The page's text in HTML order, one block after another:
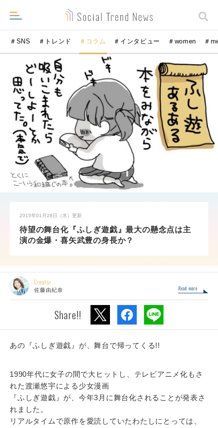
＃SNS ＃トレンド ＃コラム ＃インタビュー ＃women ＃
2015年01月28日（水） 更新
待望の舞台化『ふしぎ遊戯』最大の懸念点は主
演の金爆・喜矢武豊の身長か？
Creator
佐藤由紀奈 Read more
Share!!
あの『ふしぎ遊戯』が、舞台で帰ってくる!!
1990年代に女子の間で大ヒットし、テレビアニメ化もさ
れた渡瀬悠宇による少女漫画
『ふしぎ遊戯』が、今年3月に舞台化されることが発表さ
れました。
リアルタイムで原作を愛読していたわたしにとっては、